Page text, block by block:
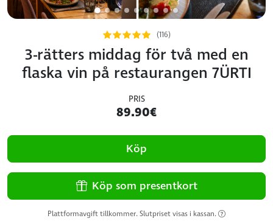
(116)
3-rätters middag för två med en
flaska vin på restaurangen 7ÜRTI
PRIS
89.90€
Köp
Köp som presentkort
Plattformavgift tillkommer. Slutpriset visas i kassan.